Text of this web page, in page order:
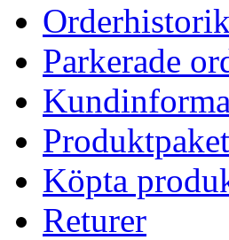
Orderhistorik
Parkerade
Produktpaket
Köpta
Returer